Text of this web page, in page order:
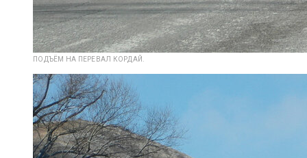
ПОДЪЁМ НА ПЕРЕВАЛ КОРДАЙ.